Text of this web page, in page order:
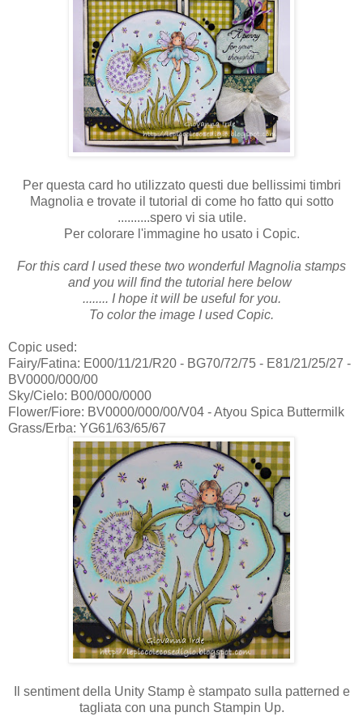
Per questa card ho utilizzato questi due bellissimi timbri
Magnolia e trovate il tutorial di come ho fatto qui sotto
..........spero vi sia utile.
Per colorare l'immagine ho usato i Copic.
For this card I used these two wonderful Magnolia stamps
and you will find the tutorial here below
........ I hope it will be useful for you.
To color the image I used Copic.
Copic used:
Fairy/Fatina: E000/11/21/R20 - BG70/72/75 - E81/21/25/27 -
BV0000/000/00
Sky/Cielo: B00/000/0000
Flower/Fiore: BV0000/000/00/V04 - Atyou Spica Buttermilk
Grass/Erba: YG61/63/65/67
Il sentiment della Unity Stamp è stampato sulla patterned e
tagliata con una punch Stampin Up.